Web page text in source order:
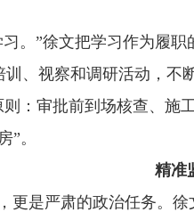
。”徐文把学习作为履
、视察和调研活动，
：审批前到场核查、施
”。
精准
更是严肃的政治任务。